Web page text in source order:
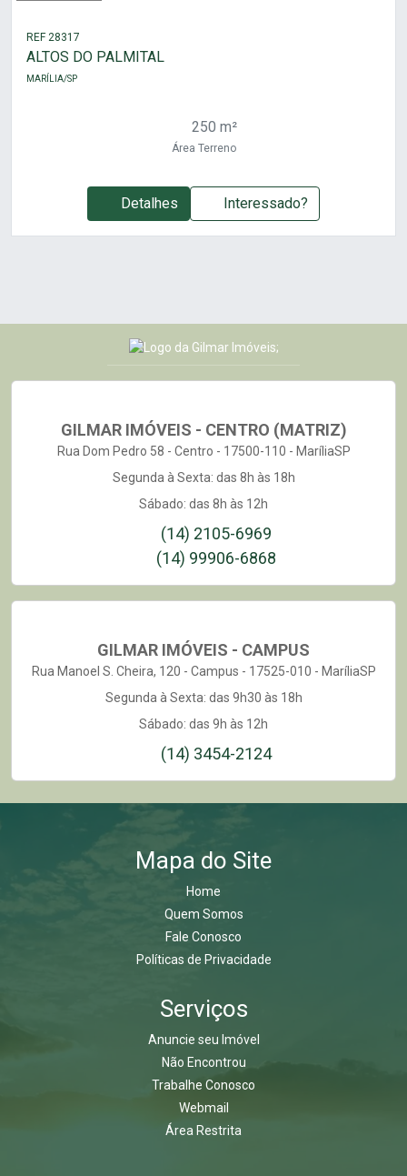
REF 28317
ALTOS DO PALMITAL
MARÍLIA/SP
250 m²
Área Terreno
Detalhes Interessado?
GILMAR IMÓVEIS - CENTRO (MATRIZ)
Rua Dom Pedro 58 - Centro - 17500-110 - MaríliaSP
Segunda à Sexta: das 8h às 18h
Sábado: das 8h às 12h
(14) 2105-6969
(14) 99906-6868
GILMAR IMÓVEIS - CAMPUS
Rua Manoel S. Cheira, 120 - Campus - 17525-010 - MaríliaSP
Segunda à Sexta: das 9h30 às 18h
Sábado: das 9h às 12h
(14) 3454-2124
Mapa do Site
Home
Quem Somos
Fale Conosco
Políticas de Privacidade
Serviços
Anuncie seu Imóvel
Não Encontrou
Trabalhe Conosco
Webmail
Área Restrita